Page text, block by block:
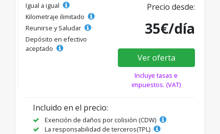
Igual a igual
Kilometraje ilimitado
Reunirse y Saludar
Depósito en efectivo
aceptado
Precio desde:
35€/día
Ver oferta
Incluye tasas e
impuestos. (VAT)
Incluido en el precio:
Exención de daños por colisión (CDW)
La responsabilidad de terceros(TPL)